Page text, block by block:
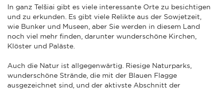
In ganz Telšiai gibt es viele interessante Orte zu besichtigen
und zu erkunden. Es gibt viele Relikte aus der Sowjetzeit,
wie Bunker und Museen, aber Sie werden in diesem Land
noch viel mehr finden, darunter wunderschöne Kirchen,
Klöster und Paläste.
Auch die Natur ist allgegenwärtig. Riesige Naturparks,
wunderschöne Strände, die mit der Blauen Flagge
ausgezeichnet sind, und der aktivste Abschnitt der